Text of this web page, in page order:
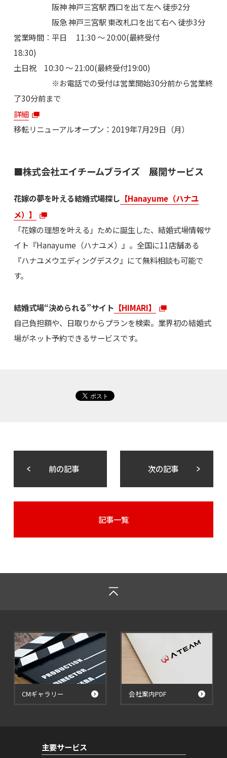
阪神 神戸三宮駅 西口を出て左へ 徒歩2分
阪急 神戸三宮駅 東改札口を出て右へ 徒歩3分
営業時間：平日 11:30 ～ 20:00(最終受付
18:30)
土日祝 10:30 ～ 21:00(最終受付19:00)
※お電話での受付は営業開始30分前から営業終
了30分前まで
詳細
移転リニューアルオープン：2019年7月29日（月）
■株式会社エイチームブライズ 展開サービス
花嫁の夢を叶える結婚式場探し‎ 【Hanayume（ハナユ
メ）】
「花嫁の理想を叶える」ために誕生した、結婚式場情報サ
イト『Hanayume（ハナユメ）』。全国に11店舗ある
『ハナユメウエディングデスク』にて無料相談も可能で
す。
結婚式場“決められる”サイト 【HIMARI】
自己負担額や、日取りからプランを検索。業界初の結婚式
場がネット予約できるサービスです。
前の記事 次の記事
記事一覧
CMギャラリー 会社案内PDF
主要サービス